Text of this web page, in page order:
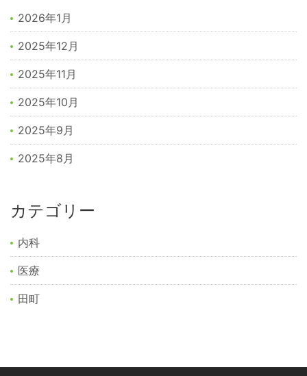
2026年1月
2025年12月
2025年11月
2025年10月
2025年9月
2025年8月
カテゴリー
内科
医療
田町